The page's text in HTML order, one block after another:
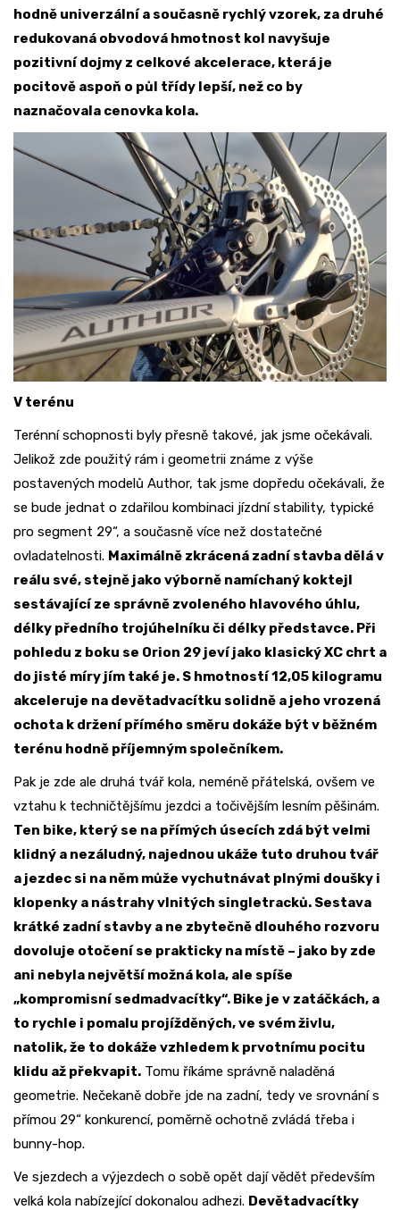
hodně univerzální a současně rychlý vzorek, za druhé
redukovaná obvodová hmotnost kol navyšuje
pozitivní dojmy z celkové akcelerace, která je
pocitově aspoň o půl třídy lepší, než co by
naznačovala cenovka kola.
V terénu
Terénní schopnosti byly přesně takové, jak jsme očekávali.
Jelikož zde použitý rám i geometrii známe z výše
postavených modelů Author, tak jsme dopředu očekávali, že
se bude jednat o zdařilou kombinaci jízdní stability, typické
pro segment 29“, a současně více než dostatečné
ovladatelnosti. Maximálně zkrácená zadní stavba dělá v
reálu své, stejně jako výborně namíchaný koktejl
sestávající ze správně zvoleného hlavového úhlu,
délky předního trojúhelníku či délky představce. Při
pohledu z boku se Orion 29 jeví jako klasický XC chrt a
do jisté míry jím také je. S hmotností 12,05 kilogramu
akceleruje na devětadvacítku solidně a jeho vrozená
ochota k držení přímého směru dokáže být v běžném
terénu hodně příjemným společníkem.
Pak je zde ale druhá tvář kola, neméně přátelská, ovšem ve
vztahu k techničtějšímu jezdci a točivějším lesním pěšinám.
Ten bike, který se na přímých úsecích zdá být velmi
klidný a nezáludný, najednou ukáže tuto druhou tvář
a jezdec si na něm může vychutnávat plnými doušky i
klopenky a nástrahy vlnitých singletracků. Sestava
krátké zadní stavby a ne zbytečně dlouhého rozvoru
dovoluje otočení se prakticky na místě – jako by zde
ani nebyla největší možná kola, ale spíše
„kompromisní sedmadvacítky“. Bike je v zatáčkách, a
to rychle i pomalu projížděných, ve svém živlu,
natolik, že to dokáže vzhledem k prvotnímu pocitu
klidu až překvapit. Tomu říkáme správně naladěná
geometrie. Nečekaně dobře jde na zadní, tedy ve srovnání s
přímou 29“ konkurencí, poměrně ochotně zvládá třeba i
bunny-hop.
Ve sjezdech a výjezdech o sobě opět dají vědět především
velká kola nabízející dokonalou adhezi. Devětadvacítky